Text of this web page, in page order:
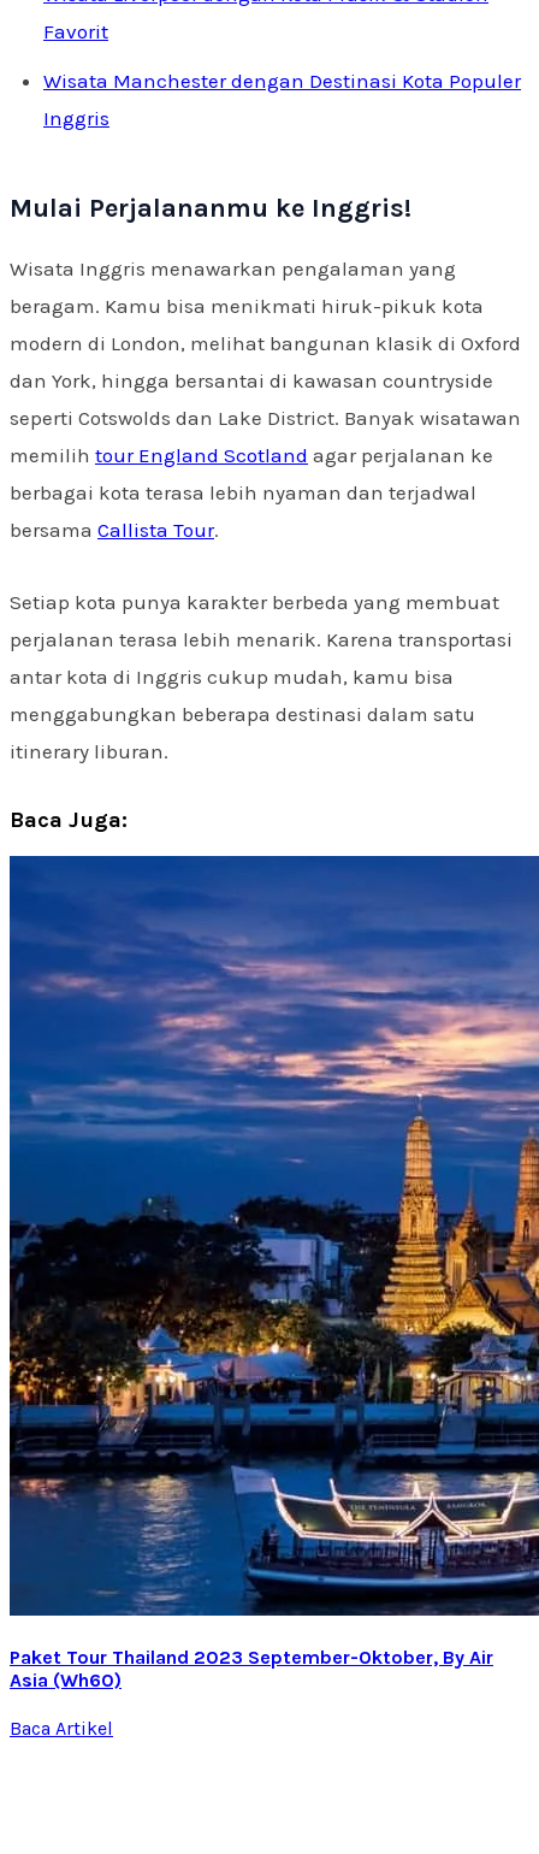
Favorit
Wisata Manchester dengan Destinasi Kota Populer
Inggris
Mulai Perjalananmu ke Inggris!
Wisata Inggris menawarkan pengalaman yang
beragam. Kamu bisa menikmati hiruk-pikuk kota
modern di London, melihat bangunan klasik di Oxford
dan York, hingga bersantai di kawasan countryside
seperti Cotswolds dan Lake District. Banyak wisatawan
memilih tour England Scotland agar perjalanan ke
berbagai kota terasa lebih nyaman dan terjadwal
bersama Callista Tour.
Setiap kota punya karakter berbeda yang membuat
perjalanan terasa lebih menarik. Karena transportasi
antar kota di Inggris cukup mudah, kamu bisa
menggabungkan beberapa destinasi dalam satu
itinerary liburan.
Baca Juga:
Paket Tour Thailand 2023 September-Oktober, By Air
Asia (Wh60)
Baca Artikel